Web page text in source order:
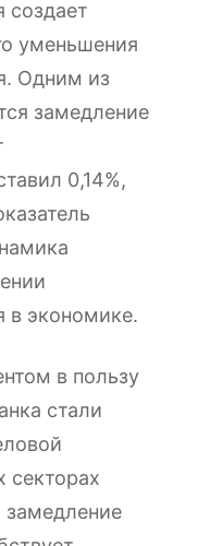
создает
уменьшения
Одним из
замедление
0,14%,
в экономике.
в пользу
стали
секторах